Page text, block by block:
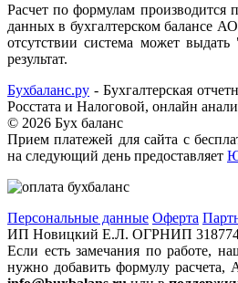
Расчет по формулам производится
данных в бухгалтерском
отсутствии система может
результат.
Бухбаланс.ру - Бухгалтерская
Росстата и Налоговой, онлайн
© 2026 Бух баланс
Прием платежей для сайта с
на следующий день предоставляет
Персональные данные Оферта
ИП Новицкий Е.Л. ОГРНИП
Если есть замечания по работе,
нужно добавить формулу расчета,